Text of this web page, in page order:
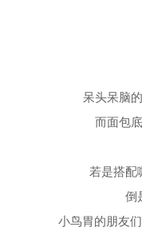
呆头呆脑
而面包
若是搭配
倒
小鸟胃的朋友